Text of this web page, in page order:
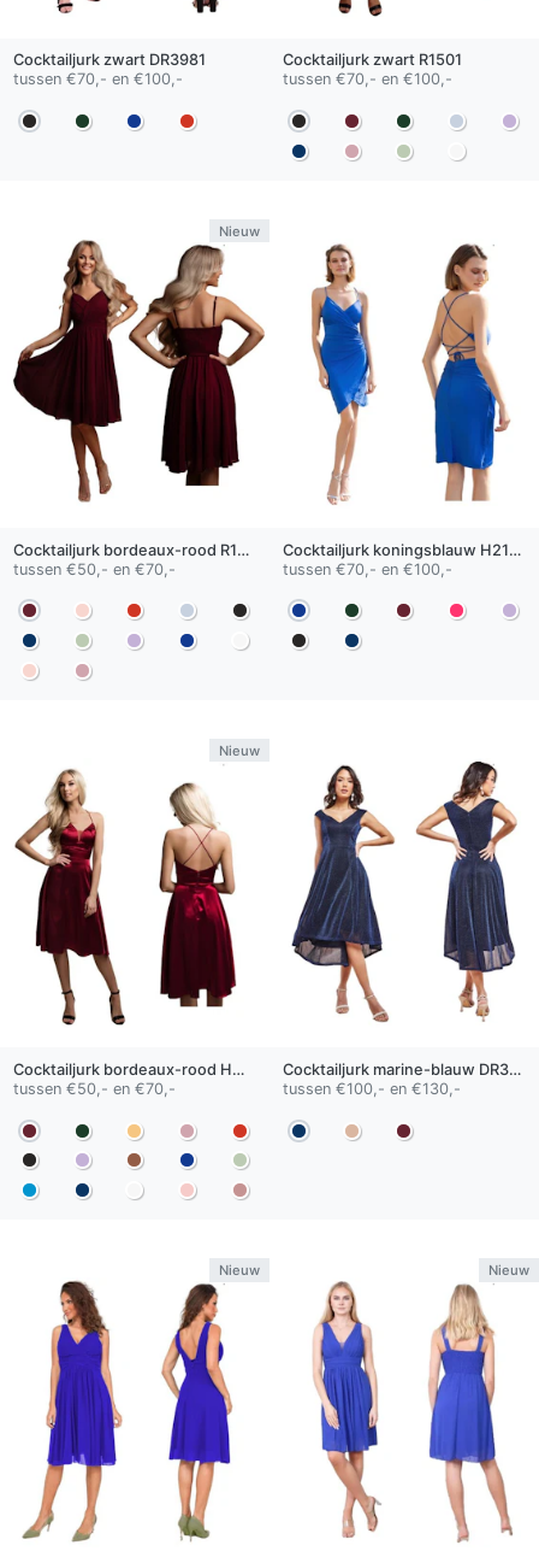
Cocktailjurk zwartDR3981
tussen €70,- en €100,-
Cocktailjurk zwartR1501
tussen €70,- en €100,-
Nieuw
Cocktailjurk bordeaux-rood R1301B
tussen €50,- en €70,-
Cocktailjurk koningsblauw H2132
tussen €70,- en €100,-
Nieuw
Cocktailjurk bordeaux-rood HM2303
tussen €50,- en €70,-
Cocktailjurk marine-blauw DR3642
tussen €100,- en €130,-
Nieuw Nieuw